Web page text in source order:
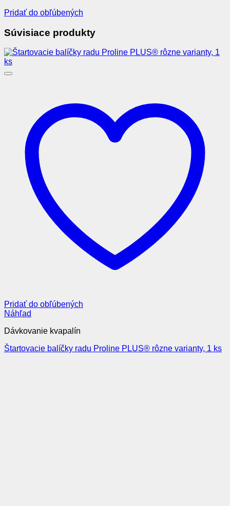
Pridať do obľúbených
Súvisiace produkty
Pridať do obľúbených
Náhľad
Dávkovanie kvapalín
Štartovacie balíčky radu Proline PLUS® rôzne varianty, 1 ks